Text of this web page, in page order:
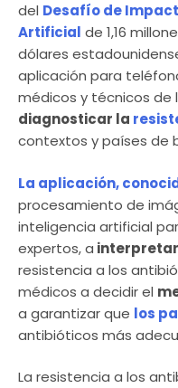
del Desafío de
Artificial de 1,16
dólares
aplicación para
médicos y técnicos de
diagnosticar la r
contextos y países de
La aplicación,
procesamiento de
inteligencia artificial
expertos, a
resistencia a los
médicos a decidir el
a garantizar que los
antibióticos más
La resistencia a los